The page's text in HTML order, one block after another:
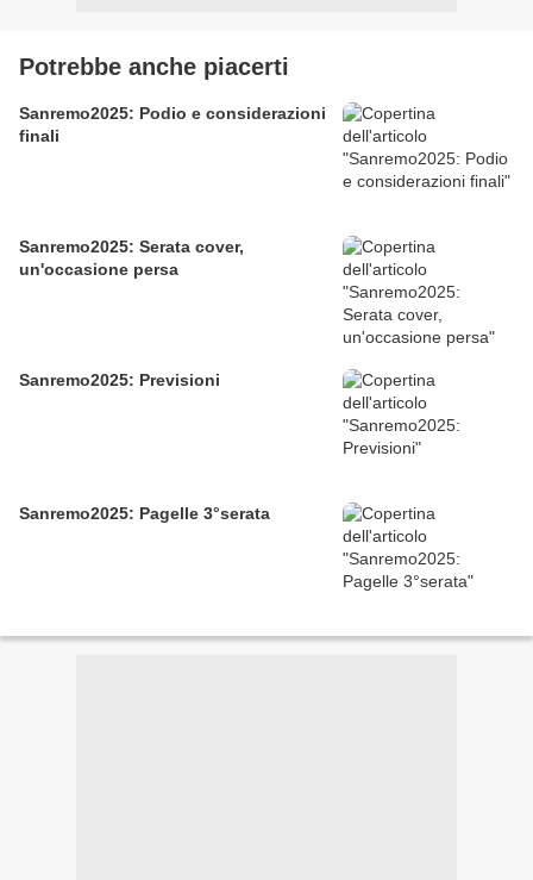
Potrebbe anche piacerti
Sanremo2025: Podio e considerazioni
finali
Sanremo2025: Serata cover,
un'occasione persa
Sanremo2025: Previsioni
Sanremo2025: Pagelle 3°serata